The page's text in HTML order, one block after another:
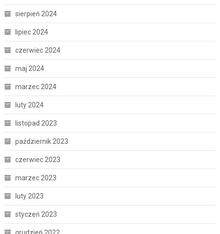
sierpień 2024
lipiec 2024
czerwiec 2024
maj 2024
marzec 2024
luty 2024
listopad 2023
październik 2023
czerwiec 2023
marzec 2023
luty 2023
styczeń 2023